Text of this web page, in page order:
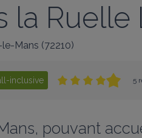
la Ruelle
Mans (72210)
inclusive 5
pouvant